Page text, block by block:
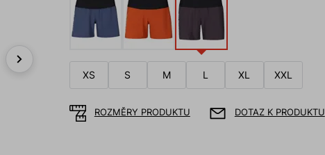
XS S M L XL XXL
ROZMĚRY PRODUKTU DOTAZ K PRODUKTU